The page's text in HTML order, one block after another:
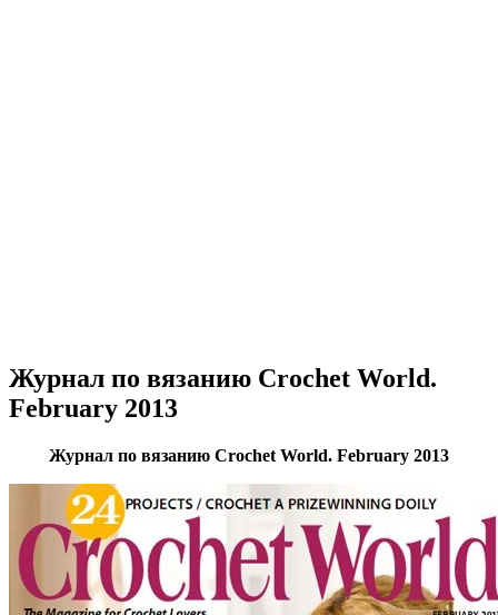
Журнал по вязанию Crochet World.
February 2013
Журнал по вязанию Crochet World. February 2013